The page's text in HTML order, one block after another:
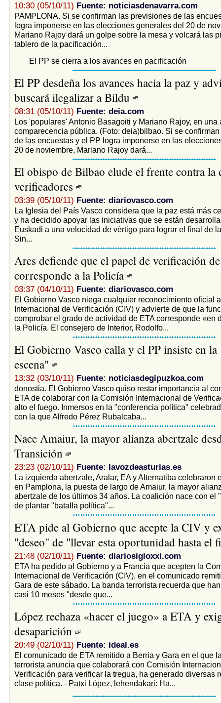
10:30 (05/10/11) Fuente: noticiasdenavarra.com
PAMPLONA. Si se confirman las previsiones de las
logra imponerse en las elecciones generales del 20 de
Mariano Rajoy dará un golpe sobre la mesa y volcará las
tablero de la pacificación...
El PP se cierra a los avances en pacificación
El PP desdeña los avances hacia la paz y
buscará ilegalizar a Bildu
08:31 (05/10/11) Fuente: deia.com
Los 'populares' Antonio Basagoiti y Mariano Rajoy, en una
comparecencia pública. (Foto: deia)bilbao. Si se
de las encuestas y el PP logra imponerse en las
20 de noviembre, Mariano Rajoy dará...
El obispo de Bilbao elude el frente contra la
verificadores
03:39 (05/10/11) Fuente: diariovasco.com
La Iglesia del País Vasco considera que la paz está más
y ha decidido apoyar las iniciativas que se están
Euskadi a una velocidad de vértigo para lograr el final de
Sin...
Ares defiende que el papel de verificación
corresponde a la Policía
03:37 (04/10/11) Fuente: diariovasco.com
El Gobierno Vasco niega cualquier reconocimiento oficial
Internacional de Verificación (CIV) y advierte de que la
comprobar el grado de actividad de ETA corresponde «en
la Policía. El consejero de Interior, Rodolfo...
El Gobierno Vasco calla y el PP insiste en la
escena"
13:32 (03/10/11) Fuente: noticiasdegipuzkoa.com
donostia. El Gobierno Vasco quiso restar importancia al
ETA de colaborar con la Comisión Internacional de
alto el fuego. Inmersos en la "conferencia política"
con la que Alfredo Pérez Rubalcaba...
Nace Amaiur, la mayor alianza abertzale
Transición
23:23 (02/10/11) Fuente: lavozdeasturias.es
La izquierda abertzale, Aralar, EA y Alternatiba celebraron
en Pamplona, la puesta de largo de Amaiur, la mayor
abertzale de los últimos 34 años. La coalición nace con el
de plantar "batalla política"...
ETA pide al Gobierno que acepte la CIV y
"deseo" de "llevar esta oportunidad hasta el
21:48 (02/10/11) Fuente: diariosigloxxi.com
ETA ha pedido al Gobierno y a Francia que acepten la
Internacional de Verificación (CIV), en el comunicado
Gara de este sábado. La banda terrorista recuerda que
casi 10 meses "desde que...
López rechaza «hacer el juego» a ETA y
desaparición
20:49 (02/10/11) Fuente: ideal.es
El comunicado de ETA remitido a Berria y Gara en el que
terrorista anuncia que colaborará con Comisión
Verificación para verificar la tregua, ha generado diversas
clase política. - Patxi López, lehendakari: Ha...